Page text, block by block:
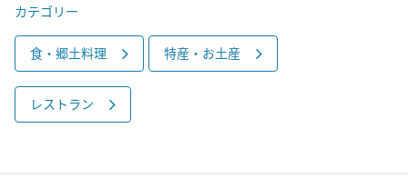
カテゴリー
食・郷土料理 特産・お土産
レストラン